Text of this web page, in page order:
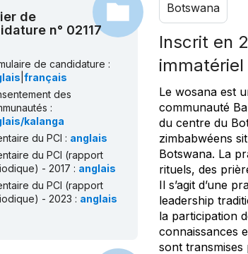
de
n° 02117
de candidature :
français
des
:
kalanga
du PCI : anglais
du PCI (rapport
- 2017 : anglais
du PCI (rapport
- 2023 : anglais
Botswana
Inscrit en
Le wosana est
communauté
du centre du
zimbabwéens
Botswana. La
rituels, des
Il s’agit d’une
leadership
la participation
connaissances
sont transmises